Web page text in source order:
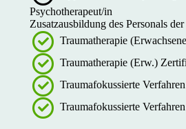
Psychotherapeut/in
Zusatzausbildung des Personals
Traumatherapie
Traumatherapie (Erw.)
Traumafokussierte
Traumafokussierte